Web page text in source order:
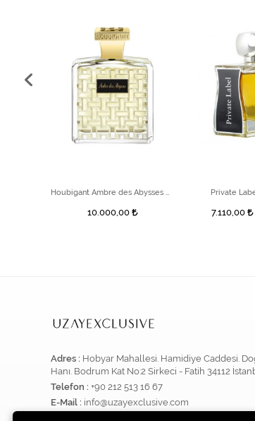
10.000,00
Private
7.110,00
Adres : Hobyar Mahallesi. Hamidiye Caddesi.
Hanı. Bodrum Kat No:2 Sirkeci - Fatih 34112
Telefon : +90 212 513 16 67
E-Mail : info@uzayexclusive.com